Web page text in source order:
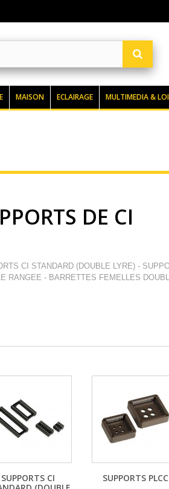
MAISON ECLAIRAGE MULTIMEDIA &
DE CI
CI STANDARD (DOUBLE LYRE) -
RANGEE - BARRETTES FEMELLES
SUPPORTS CI
SUPPORTS PLCC